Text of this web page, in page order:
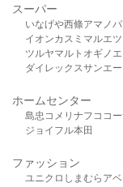
スーパー
いなげや西條アマノ
イオンカスミ マルエツ
ツルヤマルト オギノ
ダイレックスサンエー
ホームセンター
島忠 コメリ ナフコ コ
ジョイフル本田
ファッション
ユニクロ しまむら ア